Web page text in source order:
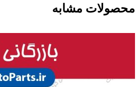
محصولات مشابه